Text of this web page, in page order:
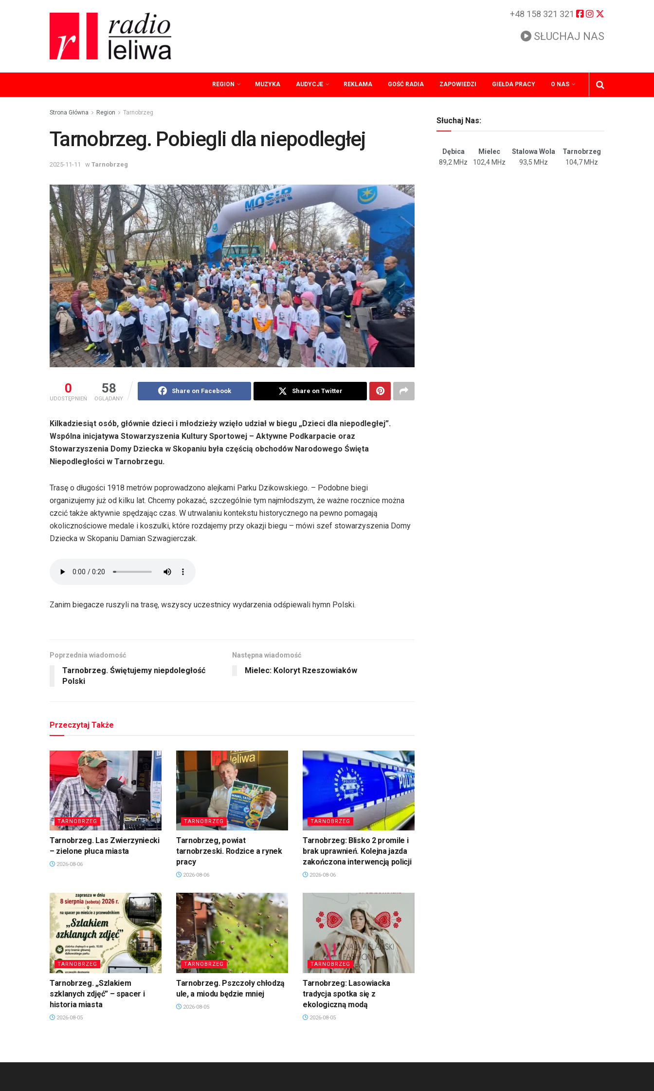
+48 158 321 321
SŁUCHAJ NAS
REGION MUZYKA AUDYCJE REKLAMA GOŚĆ RADIA ZAPOWIEDZI GIEŁDA PRACY O NAS
Strona Główna Region Tarnobrzeg
Tarnobrzeg. Pobiegli dla niepodległej
2025-11-11 w Tarnobrzeg
0
UDOSTĘPNIEŃ
58
OGLĄDANY
Share on Facebook Share on Twitter
Kilkadziesiąt osób, głównie dzieci i młodzieży wzięło udział w biegu „Dzieci dla niepodległej”.
Wspólna inicjatywa Stowarzyszenia Kultury Sportowej – Aktywne Podkarpacie oraz
Stowarzyszenia Domy Dziecka w Skopaniu była częścią obchodów Narodowego Święta
Niepodległości w Tarnobrzegu.
Trasę o długości 1918 metrów poprowadzono alejkami Parku Dzikowskiego. – Podobne biegi
organizujemy już od kilku lat. Chcemy pokazać, szczególnie tym najmłodszym, że ważne rocznice można
czcić także aktywnie spędzając czas. W utrwalaniu kontekstu historycznego na pewno pomagają
okolicznościowe medale i koszulki, które rozdajemy przy okazji biegu – mówi szef stowarzyszenia Domy
Dziecka w Skopaniu Damian Szwagierczak.
Zanim biegacze ruszyli na trasę, wszyscy uczestnicy wydarzenia odśpiewali hymn Polski.
Poprzednia wiadomość
Tarnobrzeg. Świętujemy niepdoległość
Polski
Następna wiadomość
Mielec: Koloryt Rzeszowiaków
Przeczytaj Także
TARNOBRZEG
Tarnobrzeg. Las Zwierzyniecki
– zielone płuca miasta
2026-08-06
TARNOBRZEG
Tarnobrzeg, powiat
tarnobrzeski. Rodzice a rynek
pracy
2026-08-06
TARNOBRZEG
Tarnobrzeg: Blisko 2 promile i
brak uprawnień. Kolejna jazda
zakończona interwencją policji
2026-08-06
TARNOBRZEG
Tarnobrzeg. „Szlakiem
szklanych zdjęć” – spacer i
historia miasta
2026-08-05
TARNOBRZEG
Tarnobrzeg. Pszczoły chłodzą
ule, a miodu będzie mniej
2026-08-05
TARNOBRZEG
Tarnobrzeg: Lasowiacka
tradycja spotka się z
ekologiczną modą
2026-08-05
Słuchaj Nas:
Dębica Mielec Stalowa Wola
Tarnobrzeg
89,2 MHz
102,4 MHz 93,5 MHz 104,7 MHz